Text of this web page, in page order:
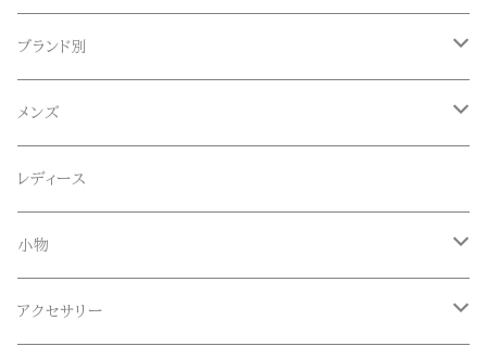
ブランド別
ACE SNKR(エーススニーカー)
Anapau,Seaing,ANAPAU UG
Blundstone(ブランドストーン)
CameOne(ケイムワン)
メンズ
トップス
Tシャツ
ロンT
ボトムス
ロング
セットアップ
レディース
小物
帽子、マフラー、手袋
アクセサリー